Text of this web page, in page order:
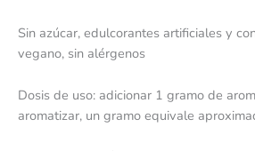
Sin azúcar, edulcorantes artificiales y
vegano, sin alérgenos
Dosis de uso: adicionar 1 gramo de
aromatizar, un gramo equivale